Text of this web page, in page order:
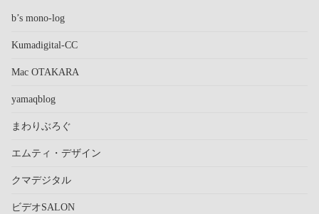
b’s mono-log
Kumadigital-CC
Mac OTAKARA
yamaqblog
まわりぶろぐ
エムティ・デザイン
クマデジタル
ビデオSALON